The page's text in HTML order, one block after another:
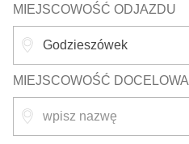
MIEJSCOWOŚĆ ODJAZDU
MIEJSCOWOŚĆ DOCELOWA